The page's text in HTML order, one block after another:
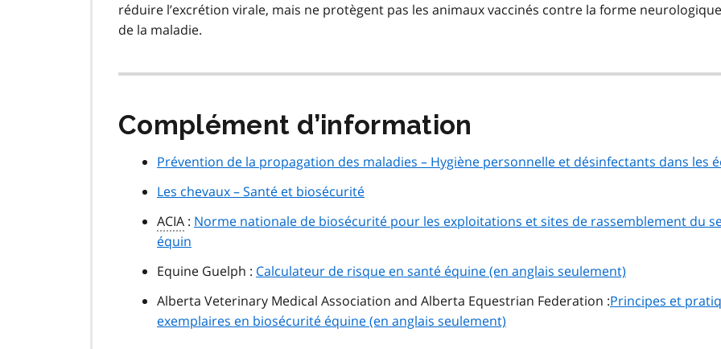
réduire l’excrétion virale, mais ne protègent pas les animaux vaccinés contre la forme neurologique
de la maladie.
Complément d’information
Prévention de la propagation des maladies – Hygiène personnelle et désinfectants dans les
Les chevaux – Santé et biosécurité
ACIA : Norme nationale de biosécurité pour les exploitations et sites de rassemblement du
équin
Equine Guelph : Calculateur de risque en santé équine (en anglais seulement)
Alberta Veterinary Medical Association and Alberta Equestrian Federation :Principes et
exemplaires en biosécurité équine (en anglais seulement)